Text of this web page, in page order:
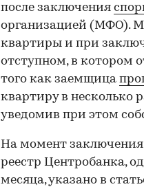
после заключения
организацией (МФО).
квартиры и при
отступном, в котором
того как заемщица
квартиру в несколько
уведомив при этом
На момент заключения
реестр Центробанка,
месяца, указано в